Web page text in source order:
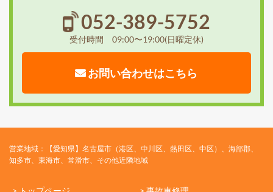
052-389-5752
受付時間 09:00〜19:00(日曜定休)
お問い合わせはこちら
営業地域：【愛知県】名古屋市（港区、中川区、熱田区、中区）、海部郡、
知多市、東海市、常滑市、その他近隣地域